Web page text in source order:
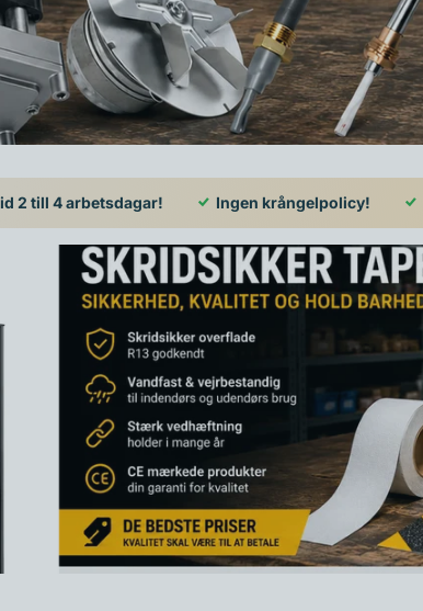
2 till 4 arbetsdagar! Ingen krångelpolicy!